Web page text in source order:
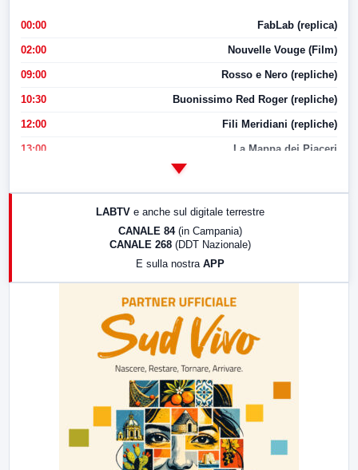
00:00 FabLab (replica)
02:00 Nouvelle Vouge (Film)
09:00 Rosso e Nero (repliche)
10:30 Buonissimo Red Roger (repliche)
12:00 Fili Meridiani (repliche)
13:00 La Mappa dei Piaceri
LABTV e anche sul digitale terrestre
CANALE 84 (in Campania)
CANALE 268 (DDT Nazionale)
E sulla nostra APP